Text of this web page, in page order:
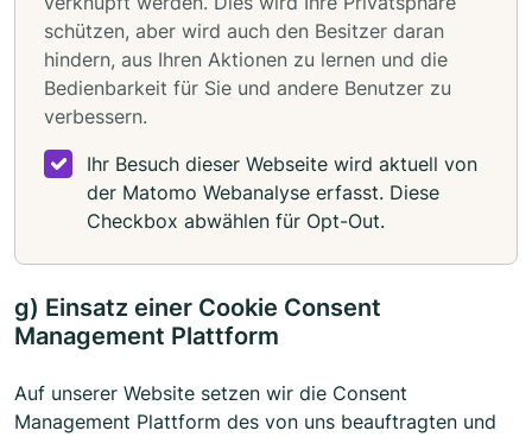
schützen, aber wird auch den Besitzer daran
hindern, aus Ihren Aktionen zu lernen und die
Bedienbarkeit für Sie und andere Benutzer zu
verbessern.
Ihr Besuch dieser Webseite wird aktuell von
der Matomo Webanalyse erfasst. Diese
Checkbox abwählen für Opt-Out.
g) Einsatz einer Cookie Consent
Management Plattform
Auf unserer Website setzen wir die Consent
Management Plattform des von uns beauftragten und